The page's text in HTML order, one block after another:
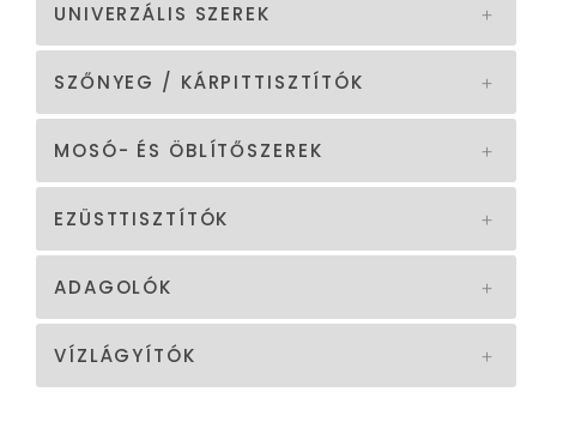
UNIVERZÁLIS SZEREK
SZŐNYEG / KÁRPITTISZTÍTÓK
MOSÓ- ÉS ÖBLÍTŐSZEREK
EZÜSTTISZTÍTÓK
ADAGOLÓK
VÍZLÁGYÍTÓK